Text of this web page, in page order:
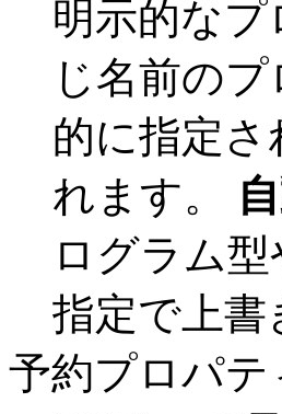
明示的な
じ名前の
的に指定
れます。
ログラム
指定で上
予約プロパ